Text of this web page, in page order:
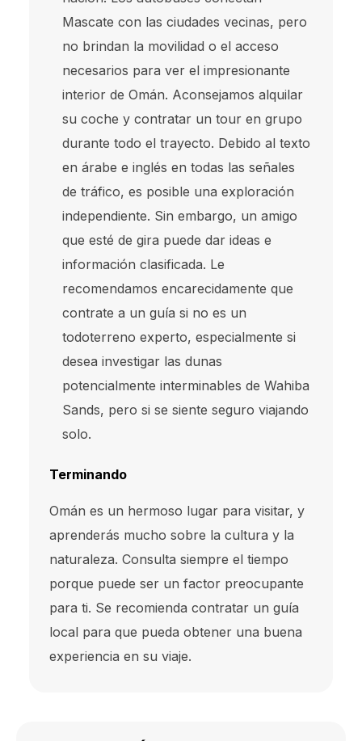
Mascate con las ciudades vecinas, pero
no brindan la movilidad o el acceso
necesarios para ver el impresionante
interior de Omán. Aconsejamos alquilar
su coche y contratar un tour en grupo
durante todo el trayecto. Debido al texto
en árabe e inglés en todas las señales
de tráfico, es posible una exploración
independiente. Sin embargo, un amigo
que esté de gira puede dar ideas e
información clasificada. Le
recomendamos encarecidamente que
contrate a un guía si no es un
todoterreno experto, especialmente si
desea investigar las dunas
potencialmente interminables de Wahiba
Sands, pero si se siente seguro viajando
solo.
Terminando
Omán es un hermoso lugar para visitar, y
aprenderás mucho sobre la cultura y la
naturaleza. Consulta siempre el tiempo
porque puede ser un factor preocupante
para ti. Se recomienda contratar un guía
local para que pueda obtener una buena
experiencia en su viaje.